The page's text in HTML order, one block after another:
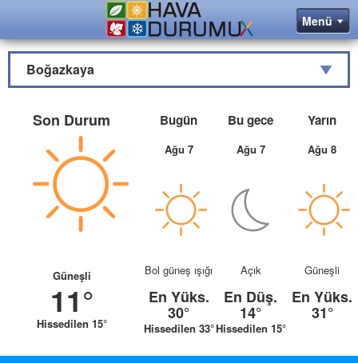
Boğazkaya
Son Durum
Güneşli
11°
Hissedilen 15°
Bugün
Ağu 7
Bol güneş ışığı
En Yüks.
30°
Hissedilen 33°
Bu gece
Ağu 7
Açık
En Düş.
14°
Hissedilen 15°
Yarın
Ağu 8
Güneşli
En Yüks.
31°